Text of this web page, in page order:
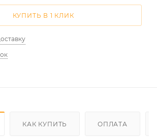
КУПИТЬ В 1 КЛИК
КАК КУПИТЬ ОПЛАТА